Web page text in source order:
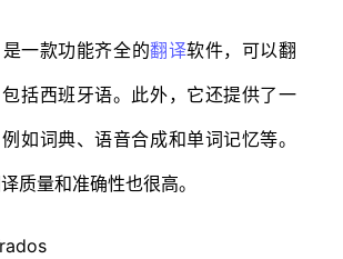
款功能齐全的翻译软件，可以翻
括西班牙语。此外，它还提供了一
如词典、语音合成和单词记忆等。
质量和准确性也很高。